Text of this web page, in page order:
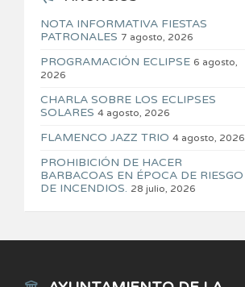
NOTA INFORMATIVA FIESTAS
PATRONALES 7 agosto, 2026
PROGRAMACIÓN ECLIPSE 6 agosto,
2026
CHARLA SOBRE LOS ECLIPSES
SOLARES 4 agosto, 2026
FLAMENCO JAZZ TRIO 4 agosto, 2026
PROHIBICIÓN DE HACER
BARBACOAS EN ÉPOCA DE RIESGO
DE INCENDIOS. 28 julio, 2026